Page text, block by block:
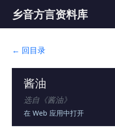
乡音方言资料库
← 回目录
酱油
选自《酱油》
在 Web 应用中打开